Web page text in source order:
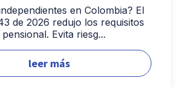
en Colombia? El
de 2026 redujo los requisitos
Evita riesg...
leer más